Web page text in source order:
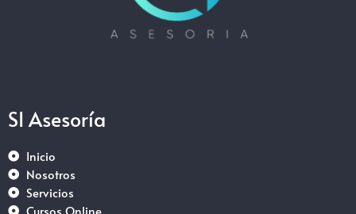
SI Asesoría
Inicio
Nosotros
Servicios
Cursos Online